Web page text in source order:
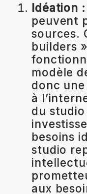
Idéation :
peuvent
sources.
builders
modèle
donc
à
du
besoins
studio
aux